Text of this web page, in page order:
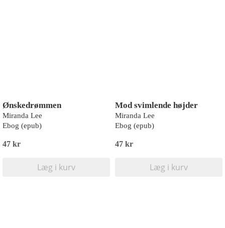
Ønskedrømmen
Miranda Lee
Ebog (epub)
47 kr
Læg i kurv
Mod svimlende højder
Miranda Lee
Ebog (epub)
47 kr
Læg i kurv